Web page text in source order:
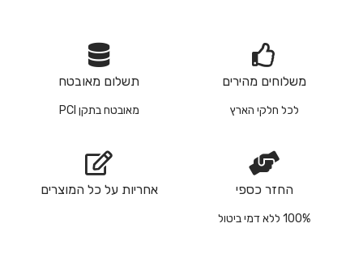
משלוחים מהירים
לכל חלקי הארץ
תשלום מאובטח
מאובטח בתקן PCI
החזר כספי
100% ללא דמי ביטול
אחריות על כל המוצרים